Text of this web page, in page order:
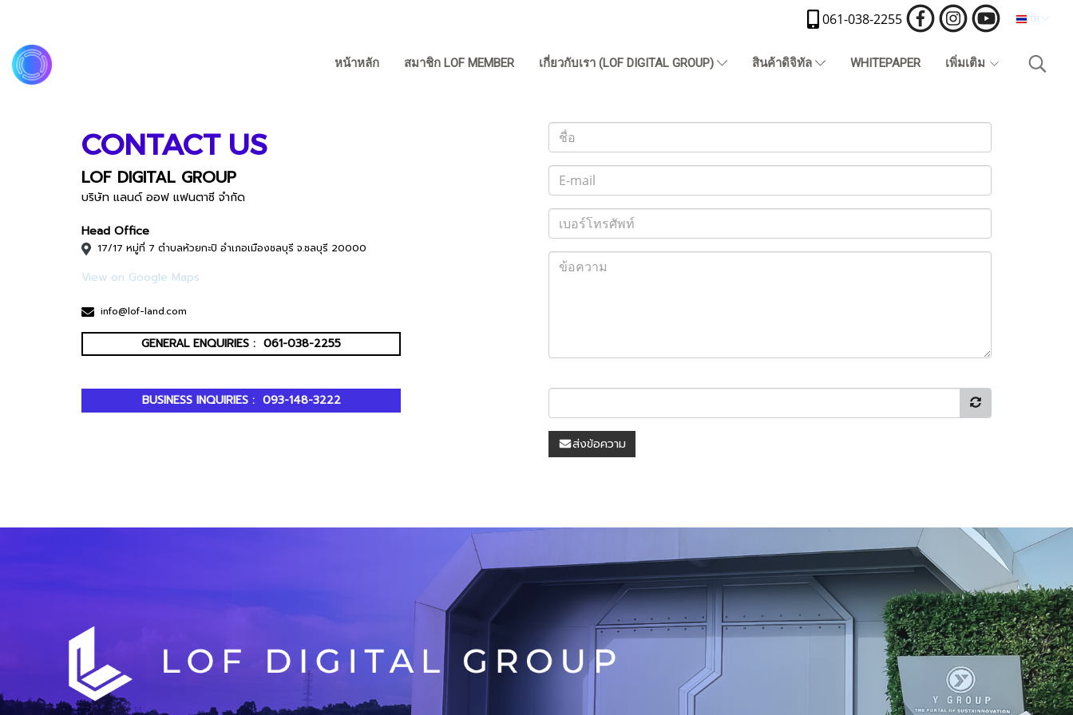
061-038-2255 TH
หน้าหลัก สมาชิก LOF MEMBER เกี่ยวกับเรา (LOF DIGITAL GROUP) สินค้าดิจิทัล WHITEPAPER เพิ่มเติม
CONTACT US
LOF DIGITAL GROUP
บริษัท แลนด์ ออฟ แฟนตาซี จำกัด
Head Office
17/17 หมู่ที่ 7 ตำบลห้วยกะปิ อำเภอเมืองชลบุรี จ.ชลบุรี 20000
View on Google Maps
info@lof-land.com
GENERAL ENQUIRIES : 061-038-2255
BUSINESS INQUIRIES : 093-148-3222
ส่งข้อความ